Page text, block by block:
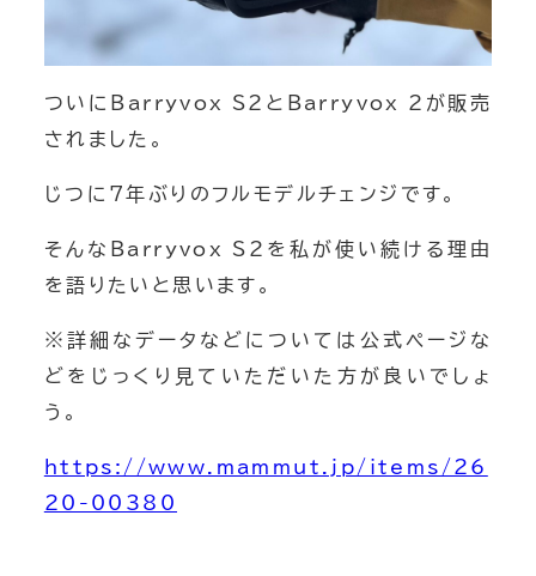
ついにBarryvox S2とBarryvox 2が販売
されました。
じつに7年ぶりのフルモデルチェンジです。
そんなBarryvox S2を私が使い続ける理由
を語りたいと思います。
※詳細なデータなどについては公式ページな
どをじっくり見ていただいた方が良いでしょ
う。
https://www.mammut.jp/items/26
20-00380